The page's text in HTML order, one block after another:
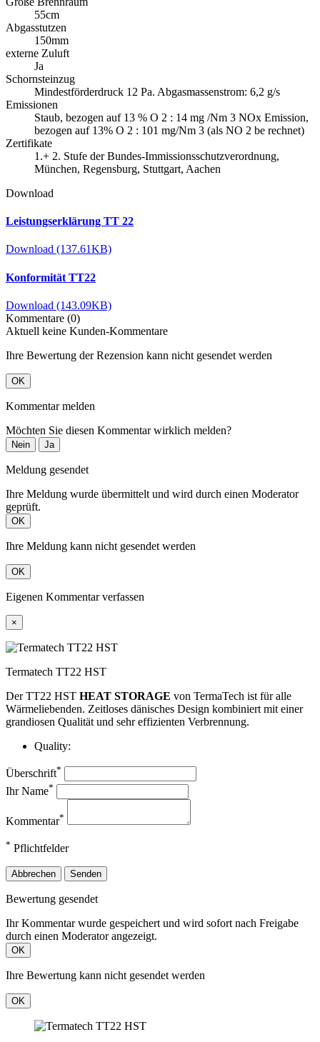
55cm
Abgasstutzen
150mm
externe Zuluft
Ja
Schornsteinzug
Mindestförderdruck 12 Pa. Abgasmassenstrom: 6,2 g/s
Emissionen
Staub, bezogen auf 13 % O 2 : 14 mg /Nm 3 NOx Emission,
bezogen auf 13% O 2 : 101 mg/Nm 3 (als NO 2 be rechnet)
Zertifikate
1.+ 2. Stufe der Bundes-Immissionsschutzverordnung,
München, Regensburg, Stuttgart, Aachen
Download
Leistungserklärung TT 22
Download (137.61KB)
Konformität TT22
Download (143.09KB)
Kommentare (0)
Aktuell keine Kunden-Kommentare
Ihre Bewertung der Rezension kann nicht gesendet werden
OK
Kommentar melden
Möchten Sie diesen Kommentar wirklich melden?
Nein Ja
Meldung gesendet
Ihre Meldung wurde übermittelt und wird durch einen Moderator
geprüft.
OK
Ihre Meldung kann nicht gesendet werden
OK
Eigenen Kommentar verfassen
×
Termatech TT22 HST
Der TT22 HST HEAT STORAGE von TermaTech ist für alle
Wärmeliebenden. Zeitloses dänisches Design kombiniert mit einer
grandiosen Qualität und sehr effizienten Verbrennung.
Quality:
Überschrift*
Ihr Name*
Kommentar*
* Pflichtfelder
Abbrechen Senden
Bewertung gesendet
Ihr Kommentar wurde gespeichert und wird sofort nach Freigabe
durch einen Moderator angezeigt.
OK
Ihre Bewertung kann nicht gesendet werden
OK